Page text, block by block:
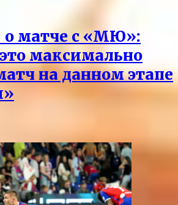
матче с «МЮ»:
максимально
на данном этапе